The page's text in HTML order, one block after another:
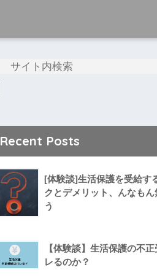
Recent Posts
[体験談]生活保護を受給す
クとデメリット、んなもん
う
【体験談】生活保護の不
レるのか？